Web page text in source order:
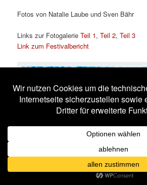
Fotos von Natalie Laube und Sven Bähr
Links zur FotogalerieTeil 1,Teil 2,Teil 3
Link zum Festivalbericht